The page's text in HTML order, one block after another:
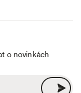
o novinkách